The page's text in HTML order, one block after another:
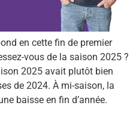
en cette fin de premier
vous de la saison 2025 ?
2025 avait plutôt bien
de 2024. À mi-saison, la
baisse en fin d’année.